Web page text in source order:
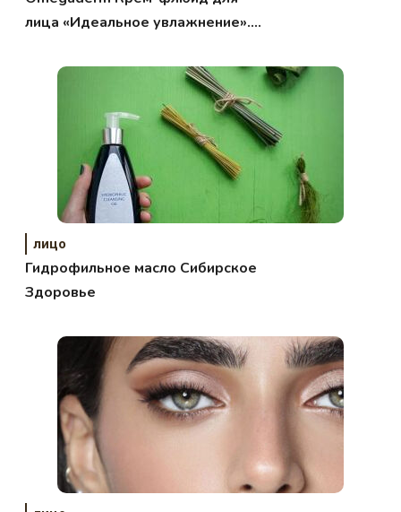
лица «Идеальное увлажнение».
лицо
Гидрофильное масло Сибирское
Здоровье